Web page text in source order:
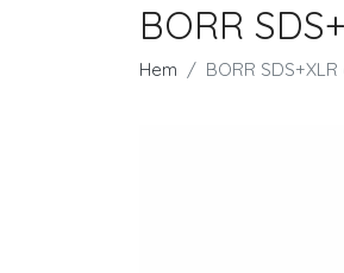
BORR
Hem BORR